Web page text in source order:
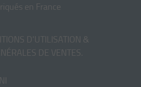
en France
D'UTILISATION &
DE VENTES